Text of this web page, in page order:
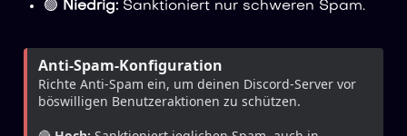
🟢 Niedrig: Sanktioniert nur schweren Spam.
Anti-Spam-Konfiguration
Richte Anti-Spam ein, um deinen Discord-Server vor
böswilligen Benutzeraktionen zu schützen.